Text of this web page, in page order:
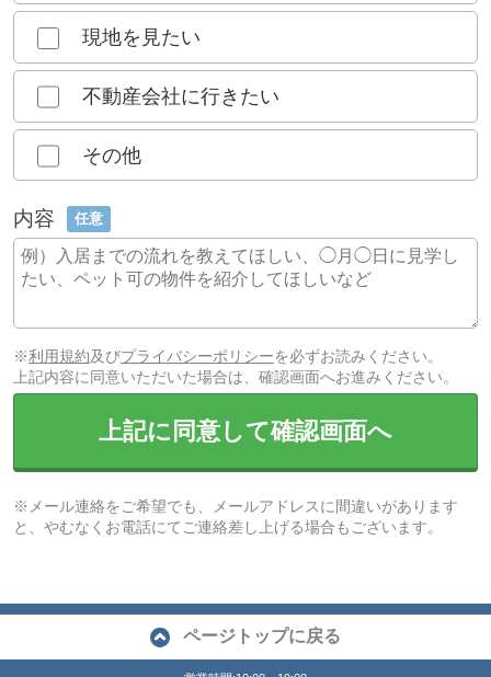
現地を見たい
不動産会社に行きたい
その他
内容 任意
※利用規約及びプライバシーポリシーを必ずお読みください。
上記内容に同意いただいた場合は、確認画面へお進みください。
上記に同意して確認画面へ
※メール連絡をご希望でも、メールアドレスに間違いがあります
と、やむなくお電話にてご連絡差し上げる場合もございます。
ページトップに戻る